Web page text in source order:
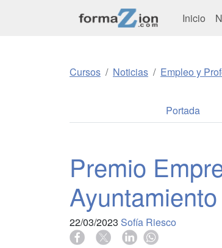
Inicio
Cursos Noticias Empleo y
Portada
Premio
22/03/2023 Sofía Riesco